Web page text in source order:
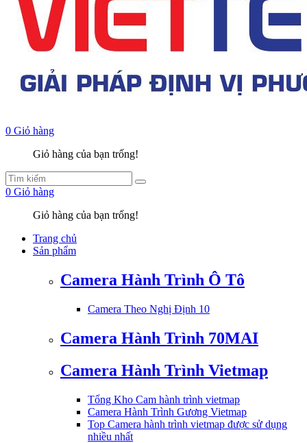
0 Giỏ hàng
Giỏ hàng của bạn trống!
0 Giỏ hàng
Giỏ hàng của bạn trống!
Trang chủ
Sản phẩm
Camera Hành Trình Ô Tô
Camera Theo Nghị Định 10
Camera Hành Trình 70MAI
Camera Hành Trình Vietmap
Tổng Kho Cam hành trình vietmap
Camera Hành Trình Gương Vietmap
Top Camera hành trình vietmap được sử dụng
nhiều nhất